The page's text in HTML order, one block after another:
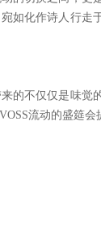
如化作诗人行走
的不仅仅是味觉
流动的盛筵会